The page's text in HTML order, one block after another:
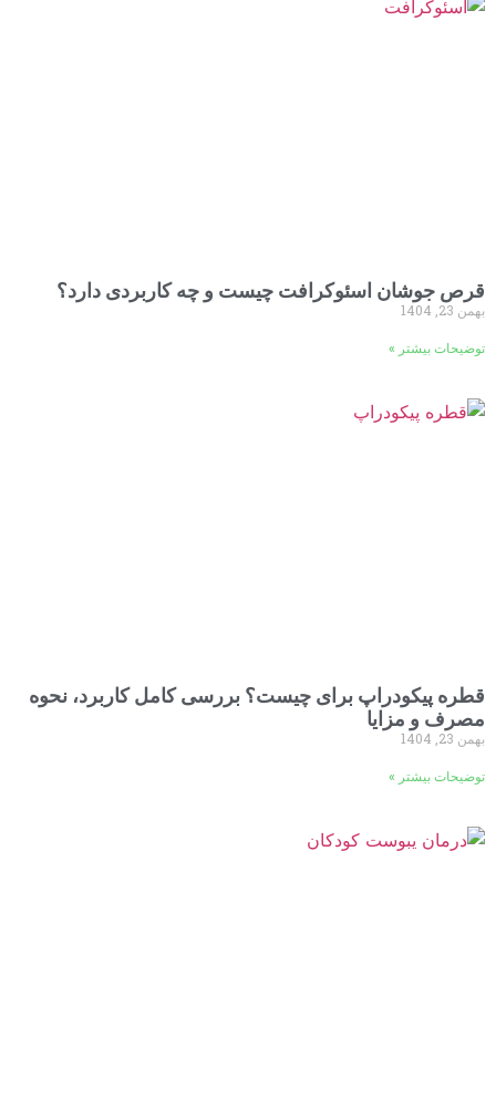
قرص جوشان اسئوکرافت چیست و چه کاربردی دارد؟
بهمن 23, 1404
توضیحات بیشتر »
قطره پیکودراپ برای چیست؟ بررسی کامل کاربرد، نحوه
مصرف و مزایا
بهمن 23, 1404
توضیحات بیشتر »